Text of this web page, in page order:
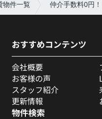
物件一覧 仲介手数料0円
おすすめコンテンツ
会社概要
お客様の声
スタッフ紹介
更新情報
物件検索